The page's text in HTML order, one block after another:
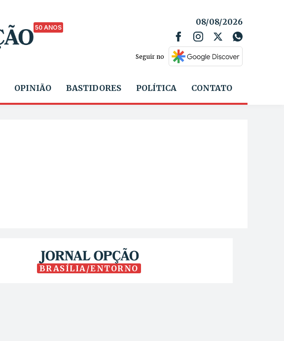
50 ANOS
08/08/2026
Seguir no
OPINIÃO BASTIDORES POLÍTICA CONTATO
BRASÍLIA/ENTORNO